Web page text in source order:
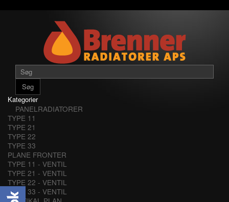
Søg
Kategorier
PANELRADIATORER
TYPE 11
TYPE 21
TYPE 22
TYPE 33
PLANE FRONTER
TYPE 11 - VENTIL
TYPE 21 - VENTIL
TYPE 22 - VENTIL
TYPE 33 - VENTIL